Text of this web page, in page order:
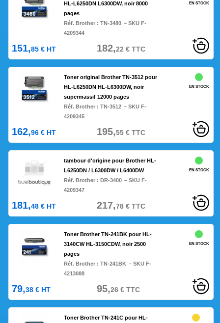
HL-L6250DN L6300DW, noir 8000
pages
Réf. Brother :TN-3480 – SKU F-
4209344
EN STOCK
151,85 € HT 182,22 €TTC
Toner original Brother TN-3512 pour
HL-L6250DN HL-L6300DW, noir
supermassif 12000 pages
Réf. Brother :TN-3512 – SKU F-
4209345
EN STOCK
162,96 € HT 195,55€TTC
tambour d'origine pour Brother HL-
L6250DN / L6300DW / L6400DW
Réf. Brother :DR-3400 – SKU F-
4209347
EN STOCK
181,48 € HT 217,78€TTC
Toner Brother TN-241BK pour HL-
3140CW HL-3150CDW, noir 2500
pages
Réf. Brother :TN-241BK – SKU F-
4213088
EN STOCK
79,38 € HT 95,26€TTC
Toner Brother TN-241C pour HL-